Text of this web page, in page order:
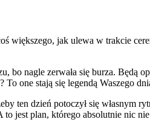
większego, jak ulewa w trakcie
nagle zerwała się burza. Będą
one stają się legendą Waszego
ten dzień potoczył się własnym
jest plan, którego absolutnie nic